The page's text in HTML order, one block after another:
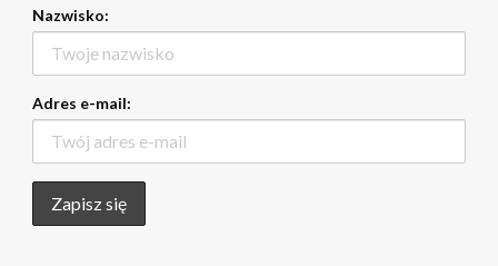
Nazwisko:
Adres e-mail: